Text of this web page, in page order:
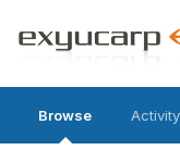
Browse Activity